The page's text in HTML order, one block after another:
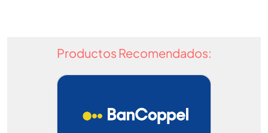
Productos Recomendados: